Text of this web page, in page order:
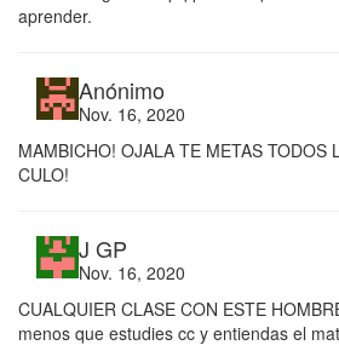
aprender.
Anónimo
Nov. 16, 2020
MAMBICHO! OJALA TE METAS TODOS
CULO!
J GP
Nov. 16, 2020
CUALQUIER CLASE CON ESTE
menos que estudies cc y entiendas el